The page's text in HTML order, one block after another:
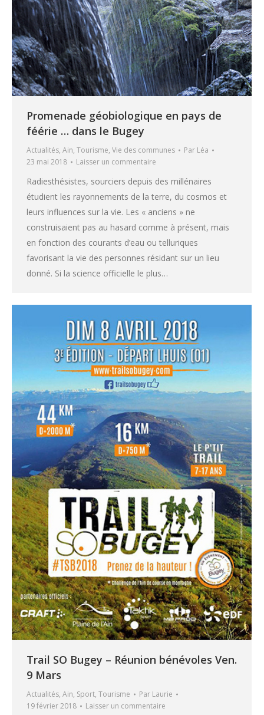
Promenade géobiologique en pays de
féérie … dans le Bugey
Actualités, Ain, Tourisme, Vie des communes Par Léa
23 mai 2018
Laisser un commentaire
Radiesthésistes, sourciers depuis des millénaires
étudient les rayonnements de la terre, du cosmos et
leurs influences sur la vie. Les « anciens » ne
construisaient pas au hasard comme à présent, mais
en fonction des courants d’eau ou telluriques
favorisant la vie des personnes résidant sur un lieu
donné. Si la science officielle le plus…
Trail SO Bugey – Réunion bénévoles Ven.
9 Mars
Actualités, Ain, Sport, Tourisme Par Laurie
19 février 2018
Laisser un commentaire